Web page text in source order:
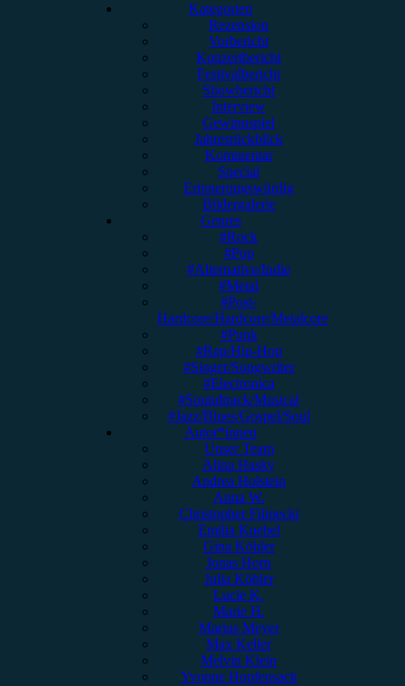
Kategorien
Rezension
Vorbericht
Konzertbericht
Festivalbericht
Showbericht
Interview
Gewinnspiel
Jahresrückblick
Kommentar
Special
Erinnerungswürdig
Bildergalerie
Genres
#Rock
#Pop
#Alternative/Indie
#Metal
#Post-
Hardcore/Hardcore/Metalcore
#Punk
#Rap/Hip-Hop
#Singer/Songwriter
#Electronica
#Soundtrack/Musical
#Jazz/Blues/Gospel/Soul
Autor*innen
Unser Team
Alina Hasky
Andrea Holstein
Anna W.
Christopher Filipecki
Emilia Knebel
Gina Köhler
Jonas Horn
Julia Köhler
Lucie K.
Marie H.
Marius Meyer
Max Keller
Melvin Klein
Yvonne Hopfensack